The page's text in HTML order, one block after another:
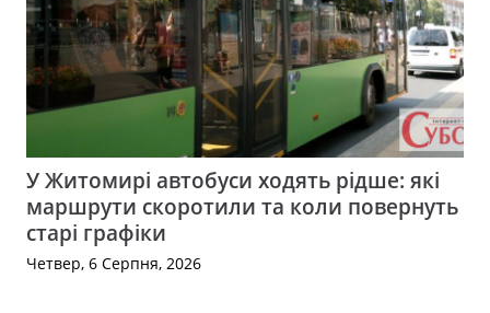
У Житомирі автобуси ходять рідше: які
маршрути скоротили та коли повернуть
старі графіки
Четвер, 6 Серпня, 2026